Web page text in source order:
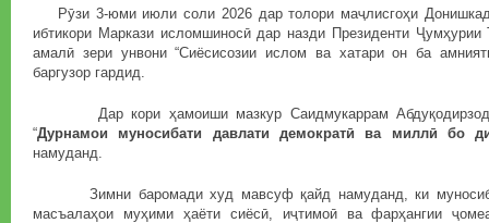
Рӯзи 3-юми июли соли 2026 дар толори маҷлисгоҳи
ибтикори Маркази исломшиносӣ дар назди Президенти
амалӣ зери унвони “Сиёсисозии ислом ва хатари он ба
баргузор гардид.
Дар кори ҳамоиши мазкур Саидмукаррам
“Дурнамои муносибати давлати демократӣ ва миллӣ бо
намуданд.
Зимни баромади худ мавсуф қайд намуданд, ки
масъалаҳои муҳими ҳаёти сиёсӣ, иҷтимоӣ ва фарҳангии